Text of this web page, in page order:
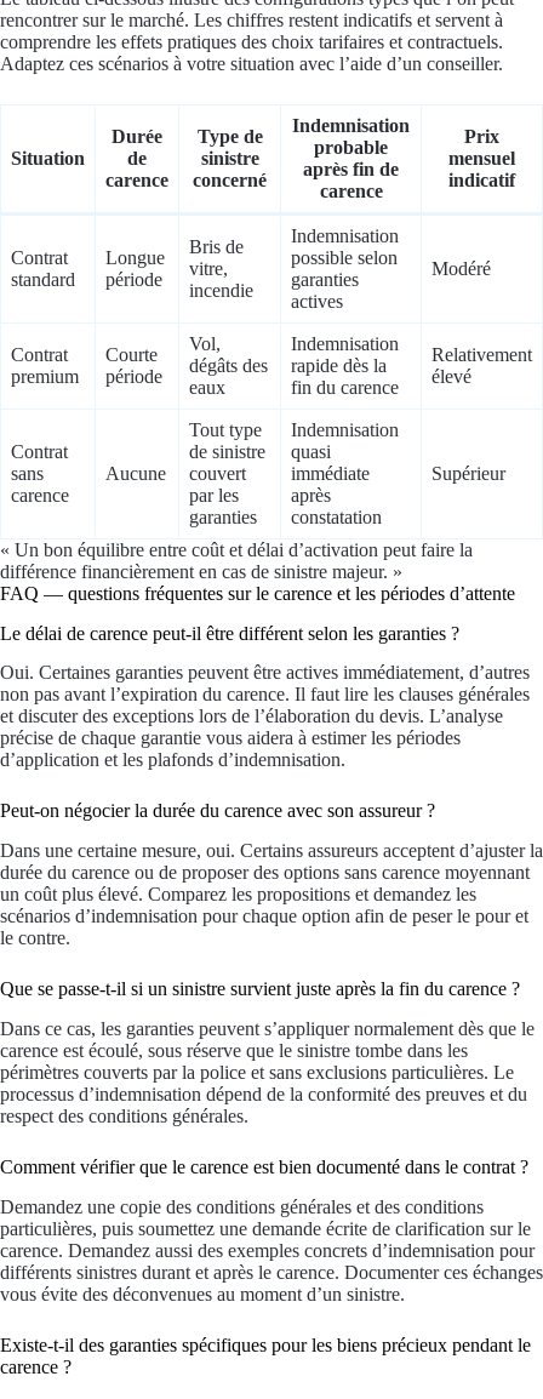
rencontrer sur le marché. Les chiffres restent indicatifs et servent à
comprendre les effets pratiques des choix tarifaires et contractuels.
Adaptez ces scénarios à votre situation avec l’aide d’un conseiller.
Situation
Durée
de
carence
Type de
sinistre
concerné
Indemnisation
probable
après fin de
carence
Prix
mensuel
indicatif
Contrat
standard
Longue
période
Bris de
vitre,
incendie
Indemnisation
possible selon
garanties
actives
Modéré
Contrat
premium
Courte
période
Vol,
dégâts des
eaux
Indemnisation
rapide dès la
fin du carence
Relativement
élevé
Contrat
sans
carence
Aucune
Tout type
de sinistre
couvert
par les
garanties
Indemnisation
quasi
immédiate
après
constatation
Supérieur
« Un bon équilibre entre coût et délai d’activation peut faire la
différence financièrement en cas de sinistre majeur. »
FAQ — questions fréquentes sur le carence et les périodes d’attente
Le délai de carence peut-il être différent selon les garanties ?
Oui. Certaines garanties peuvent être actives immédiatement, d’autres
non pas avant l’expiration du carence. Il faut lire les clauses générales
et discuter des exceptions lors de l’élaboration du devis. L’analyse
précise de chaque garantie vous aidera à estimer les périodes
d’application et les plafonds d’indemnisation.
Peut-on négocier la durée du carence avec son assureur ?
Dans une certaine mesure, oui. Certains assureurs acceptent d’ajuster la
durée du carence ou de proposer des options sans carence moyennant
un coût plus élevé. Comparez les propositions et demandez les
scénarios d’indemnisation pour chaque option afin de peser le pour et
le contre.
Que se passe-t-il si un sinistre survient juste après la fin du carence ?
Dans ce cas, les garanties peuvent s’appliquer normalement dès que le
carence est écoulé, sous réserve que le sinistre tombe dans les
périmètres couverts par la police et sans exclusions particulières. Le
processus d’indemnisation dépend de la conformité des preuves et du
respect des conditions générales.
Comment vérifier que le carence est bien documenté dans le contrat ?
Demandez une copie des conditions générales et des conditions
particulières, puis soumettez une demande écrite de clarification sur le
carence. Demandez aussi des exemples concrets d’indemnisation pour
différents sinistres durant et après le carence. Documenter ces échanges
vous évite des déconvenues au moment d’un sinistre.
Existe-t-il des garanties spécifiques pour les biens précieux pendant le
carence ?